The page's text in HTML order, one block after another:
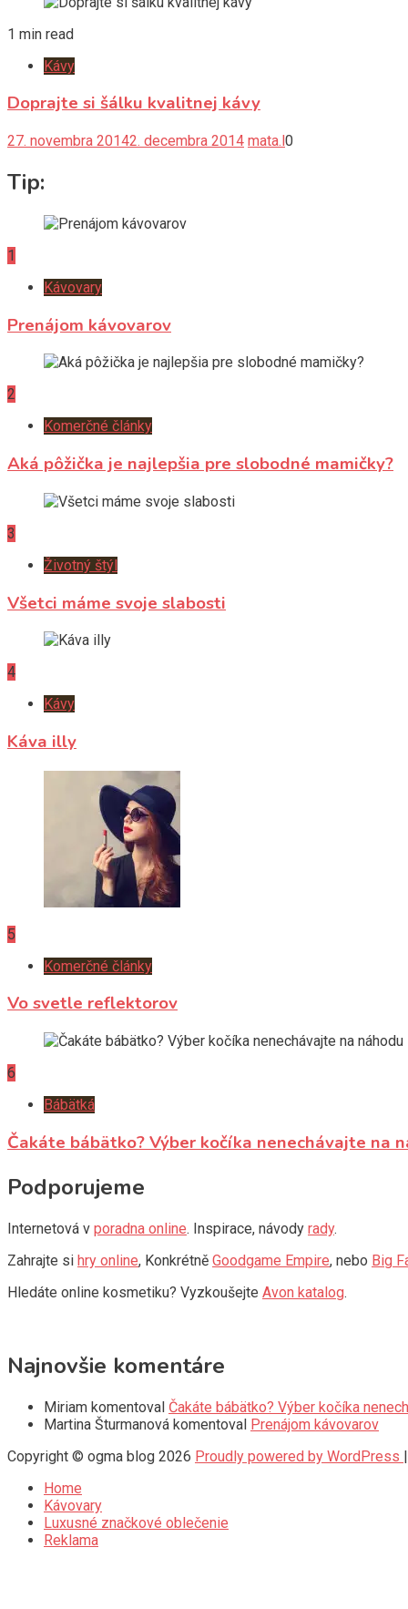
1 min read
Kávy
Doprajte si šálku kvalitnej kávy
27. novembra 20142. decembra 2014 mata.l 0
Tip:
1
Kávovary
Prenájom kávovarov
2
Komerčné články
Aká pôžička je najlepšia pre slobodné mamičky?
3
Životný štýl
Všetci máme svoje slabosti
4
Kávy
Káva illy
5
Komerčné články
Vo svetle reflektorov
6
Bábätká
Čakáte bábätko? Výber kočíka nenechávajte na
Podporujeme
Internetová v poradna online. Inspirace, návody rady.
Zahrajte si hry online, Konkrétně Goodgame Empire, nebo Big
Hledáte online kosmetiku? Vyzkoušejte Avon katalog.
Najnovšie komentáre
Miriam komentoval Čakáte bábätko? Výber kočíka
Martina Šturmanová komentoval Prenájom kávovarov
Copyright © ogma blog 2026 Proudly powered by WordPress
Home
Kávovary
Luxusné značkové oblečenie
Reklama